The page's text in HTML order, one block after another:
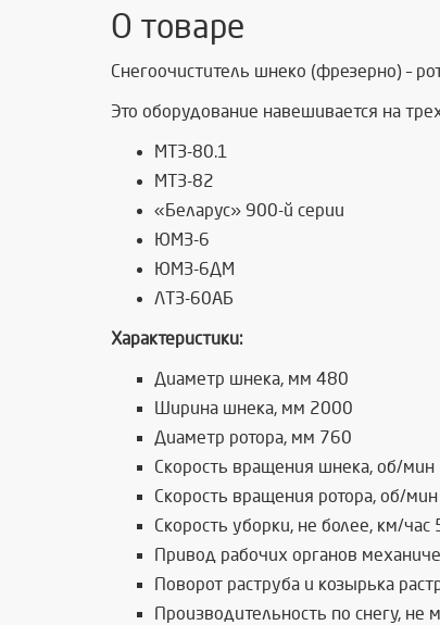
О товаре
Снегоочиститель шнеко (фрезерно) –
Это оборудование навешивается на
МТЗ-80.1
МТЗ-82
«Беларус» 900-й серии
ЮМЗ-6
ЮМЗ-6ДМ
ЛТЗ-60АБ
Характеристики:
Диаметр шнека, мм 480
Ширина шнека, мм 2000
Диаметр ротора, мм 760
Скорость вращения шнека, об/мин
Скорость вращения ротора, об/
Скорость уборки, не более, км/час
Привод рабочих органов
Поворот раструба и козырька
Производительность по снегу, не